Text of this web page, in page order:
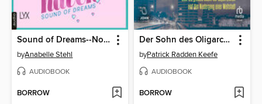
Sound of Dreams--Novel Haven, Teil 3 (Ungekürzt)
byAnabelle Stehl
AUDIOBOOK
BORROW
Der Sohn des Oligarchen
byPatrick Radden Keefe
AUDIOBOOK
BORROW